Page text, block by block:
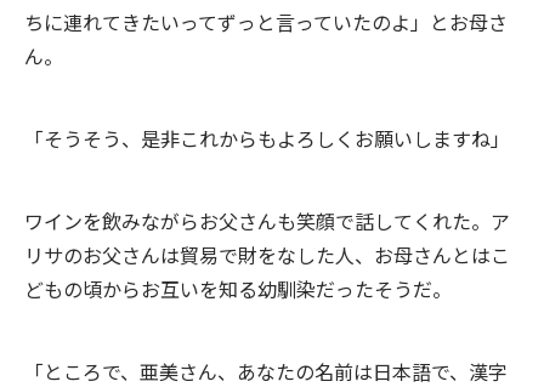
ちに連れてきたいってずっと言っていたのよ」とお母さ
ん。
「そうそう、是非これからもよろしくお願いしますね」
ワインを飲みながらお父さんも笑顔で話してくれた。ア
リサのお父さんは貿易で財をなした人、お母さんとはこ
どもの頃からお互いを知る幼馴染だったそうだ。
「ところで、亜美さん、あなたの名前は日本語で、漢字